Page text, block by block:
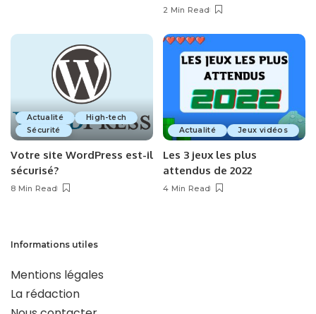
2 Min Read
Actualité
High-tech
Sécurité
Votre site WordPress est-il
sécurisé?
8 Min Read
Actualité Jeux vidéos
Les 3 jeux les plus
attendus de 2022
4 Min Read
Informations utiles
Mentions légales
La rédaction